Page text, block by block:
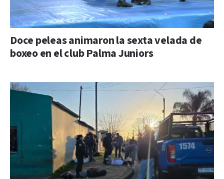
Doce peleas animaron la sexta velada de
boxeo en el club Palma Juniors